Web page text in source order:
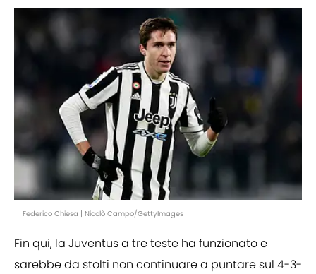
Federico Chiesa | Nicolò Campo/GettyImages
Fin qui, la Juventus a tre teste ha funzionato e
sarebbe da stolti non continuare a puntare sul 4-3-